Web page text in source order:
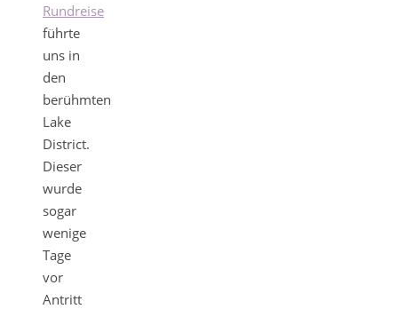
Rundreise
führte
uns in
den
berühmten
Lake
District.
Dieser
wurde
sogar
wenige
Tage
vor
Antritt